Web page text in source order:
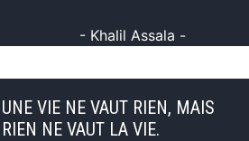
- Khalil Assala -
UNE VIE NE VAUT RIEN, MAIS
RIEN NE VAUT LA VIE.